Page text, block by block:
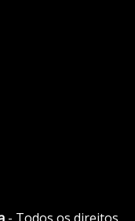
- Todos os direitos